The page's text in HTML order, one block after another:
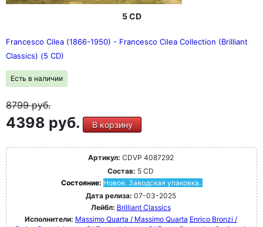
5 CD
Francesco Cilea (1866-1950) - Francesco Cilea Collection (Brilliant
Classics) (5 CD)
Есть в наличии
8799руб.
4398 руб. В корзину
Артикул: CDVP 4087292
Состав: 5 CD
Состояние: Новое. Заводская упаковка.
Дата релиза: 07-03-2025
Лейбл: Brilliant Classics
Исполнители: Massimo Quarta / Massimo Quarta Enrico Bronzi /